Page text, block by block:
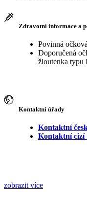
Zdravotní informace a
Povinná
Doporučená
žloutenka typu
Kontaktní úřady
Kontaktní
Kontaktní cizí
zobrazit více